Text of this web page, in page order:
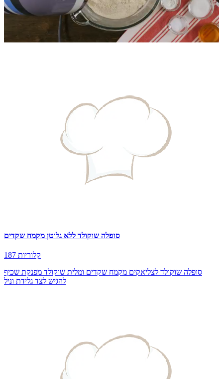
סופלה שוקולד ללא גלוטן מקמח שקדים
187 קלוריות
סופלה שוקולד לצליאקים מקמח שקדים ומלית שוקולד מפנקת שכיף
להגיש לצד גלידת וניל